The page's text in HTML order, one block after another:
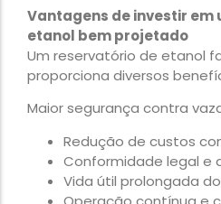
Vantagens de investir em
etanol bem projetado
Um reservatório de etanol
proporciona diversos
Maior segurança contra
Redução de custos
Conformidade legal e
Vida útil prolongada